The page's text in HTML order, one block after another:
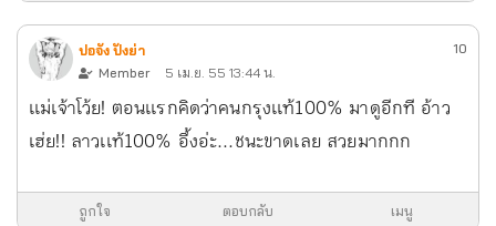
ปอจัง ปังย่า
Member
5 เม.ย. 55 13:44 น.
10
เเม่เจ้าโว้ย! ตอนเเรกคิดว่าคนกรุงเเท้100% มาดูอีกที อ้าว
เฮ่ย!! ลาวเเท้100% อึ้งอ่ะ...ชนะขาดเลยสวยมากกก
ถูกใจ ตอบกลับ เมนู